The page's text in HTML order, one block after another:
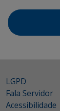
LGPD
Fala Servidor
Acessibilidade